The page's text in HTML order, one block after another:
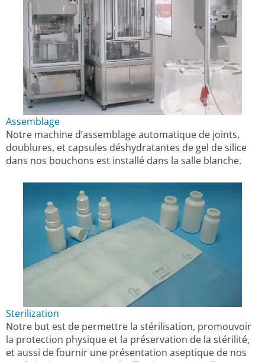
Assemblage
Notre machine d’assemblage automatique de joints,
doublures, et capsules déshydratantes de gel de silice
dans nos bouchons est installé dans la salle blanche.
Sterilization
Notre but est de permettre la stérilisation, promouvoir
la protection physique et la préservation de la stérilité,
et aussi de fournir une présentation aseptique de nos